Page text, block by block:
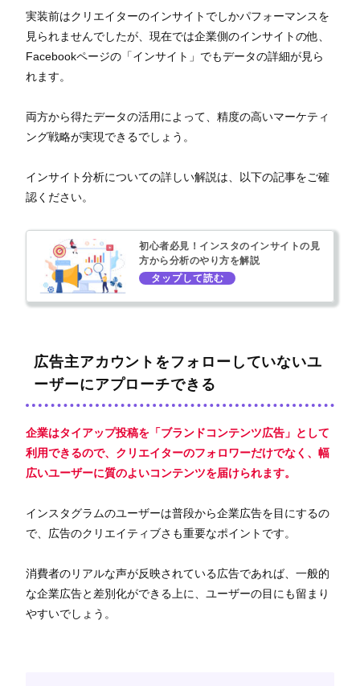
実装前はクリエイターのインサイトでしかパフォーマンスを
見られませんでしたが、現在では企業側のインサイトの他、
Facebookページの「インサイト」でもデータの詳細が見ら
れます。
両方から得たデータの活用によって、精度の高いマーケティ
ング戦略が実現できるでしょう。
インサイト分析についての詳しい解説は、以下の記事をご確
認ください。
初心者必見！インスタのインサイトの見
方から分析のやり方を解説
広告主アカウントをフォローしていないユ
ーザーにアプローチできる
企業はタイアップ投稿を「ブランドコンテンツ広告」として
利用できるので、クリエイターのフォロワーだけでなく、幅
広いユーザーに質のよいコンテンツを届けられます。
インスタグラムのユーザーは普段から企業広告を目にするの
で、広告のクリエイティブさも重要なポイントです。
消費者のリアルな声が反映されている広告であれば、一般的
な企業広告と差別化ができる上に、ユーザーの目にも留まり
やすいでしょう。